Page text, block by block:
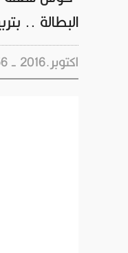
البطالة ..
24 اكتوبر.2016 - 19:56